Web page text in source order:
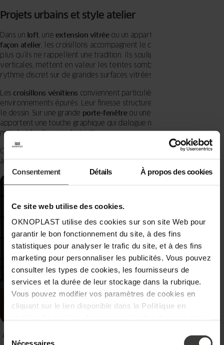
Consentement Détails À propos des cookies
Ce site web utilise des cookies.
OKNOPLAST utilise des cookies sur son site Web pour
garantir le bon fonctionnement du site, à des fins
statistiques pour analyser le trafic du site, et à des fins
marketing pour personnaliser les publicités. Vous pouvez
consulter les types de cookies, les fournisseurs de
services et la durée de leur stockage dans la rubrique.
Vous pouvez modifier vos paramètres de cookies en
cliquant sur le lien disponible dans la Politique en
personnelles et vos droits, consultez la
Politique de
Sélection
Nécessaires
Projets urbains et style atelier
Dans un loft, une extension vitréeou un appartement réinterprété
façon atelier, les croisillons accompagnent le dessin architectural
plus qu’ils ne rappellent une tradition. Ils soulignent les lignes
verticales, mettent en valeur les teintes sombres et apportent un
rythme discret sur de grandes surfaces vitrées.
Les croisillons vénitiens conviennent particulièrement à ces
environnements épurés. Leur finesse structure la baie sans alourdir
le dessin. Sur une grande porte-fenêtreou une
apportent une touche graphique qui dialogue naturellement avec le
métal et les lignes industrielles.
Ces projets bénéficient déjà d’une belle luminosité qui laisse la place
à un geste plus affirmé dans le dessin des ouvertures.
Des croisillons sur une grande surface vitrée dans un appartement style loft